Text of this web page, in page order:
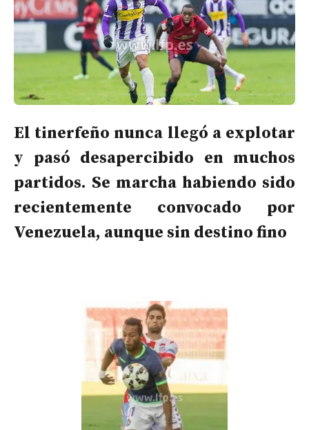
El tinerfeño nunca llegó a explotar
y pasó desapercibido en muchos
partidos. Se marcha habiendo sido
recientemente convocado por
Venezuela, aunque sin destino fino